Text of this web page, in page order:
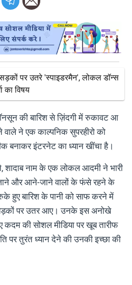
पर उतरे 'स्पाइडरमैन', लोकल डॉन्स
का विषय
की बारिश से ज़िंदगी में रुकावट आ
वाले ने एक काल्पनिक सुपरहीरो को
बनाकर इंटरनेट का ध्यान खींचा है।
शादाब नाम के एक लोकल आदमी ने भारी
और आने-जाने वालों के फंसे रहने के
हुए बारिश के पानी को साफ करने में
पर उतर आए। उनके इस अनोखे
की सोशल मीडिया पर खूब तारीफ
पर तुरंत ध्यान देने की उनकी इच्छा की